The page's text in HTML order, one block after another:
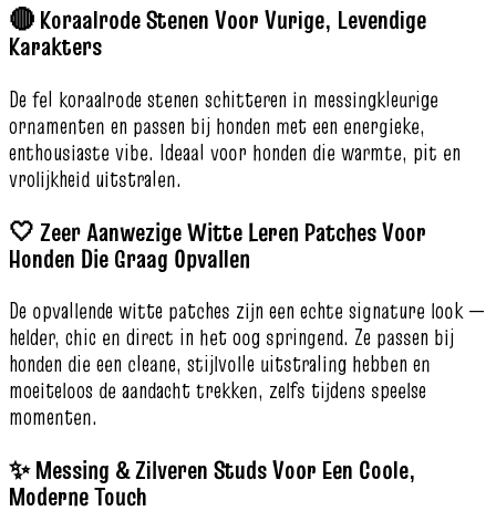
🔴 Koraalrode Stenen Voor Vurige, Levendige
Karakters
De fel koraalrode stenen schitteren in messingkleurige
ornamenten en passen bij honden met een energieke,
enthousiaste vibe. Ideaal voor honden die warmte, pit en
vrolijkheid uitstralen.
🤍 Zeer Aanwezige Witte Leren Patches Voor
Honden Die Graag Opvallen
De opvallende witte patches zijn een echte signature look —
helder, chic en direct in het oog springend. Ze passen bij
honden die een cleane, stijlvolle uitstraling hebben en
moeiteloos de aandacht trekken, zelfs tijdens speelse
momenten.
✨ Messing & Zilveren Studs Voor Een Coole,
Moderne Touch